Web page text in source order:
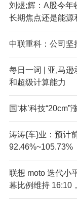
刘煜;辉：A股今年
长期焦点还是能源
中联重科：公司坚
每日一词 | 亚,马逊
和超级计算能力
国‘林’科技
涛涛{车}业：预计
92.46%~105.73%
联想 moto 迭代小
幕比例维持 16:10